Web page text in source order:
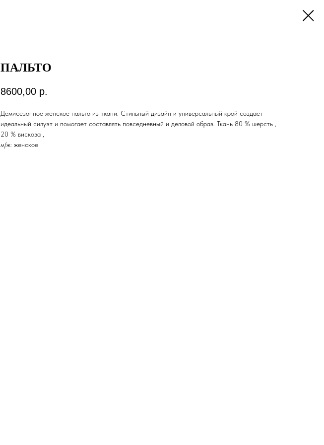
ПАЛЬТО
8600,00 р.
Демисезонное женское пальто из ткани. Стильный дизайн и универсальный крой создает
идеальный силуэт и помогает составлять повседневный и деловой образ. Ткань 80 % шерсть ,
20 % вискоза ,
м/ж: женское